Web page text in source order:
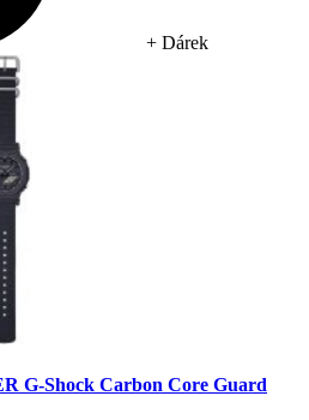
+ Dárek
G-Shock Carbon Core Guard